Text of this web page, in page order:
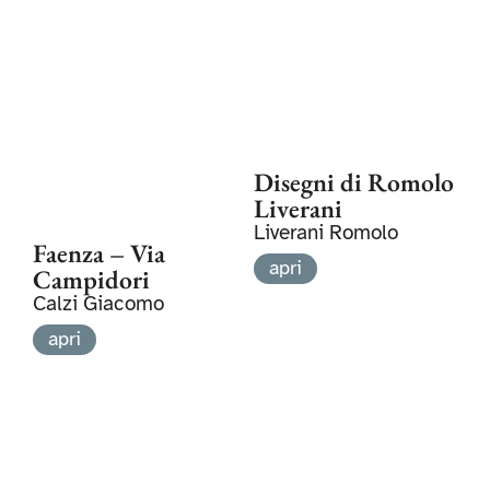
Faenza – Via
Campidori
Calzi Giacomo
apri
Disegni di Romolo
Liverani
Liverani Romolo
apri